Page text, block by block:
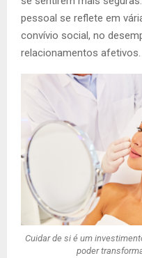
pessoal se reflete em
convívio social, no
relacionamentos afetivos.
Cuidar de si é um
poder